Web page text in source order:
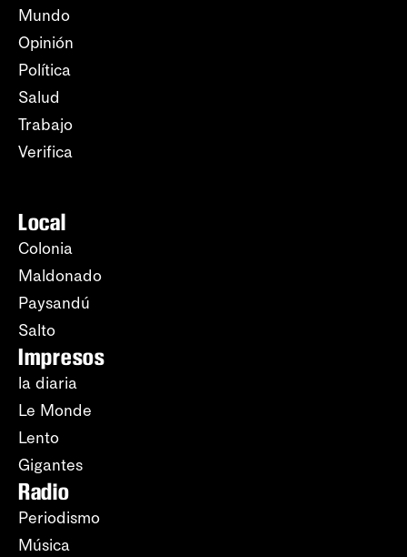
Mundo
Opinión
Política
Salud
Trabajo
Verifica
Local
Colonia
Maldonado
Paysandú
Salto
Impresos
la diaria
Le Monde
Lento
Gigantes
Radio
Periodismo
Música